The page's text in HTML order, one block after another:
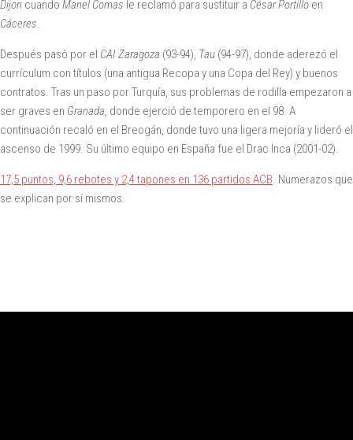
Dijon cuando Manel Comas le reclamó para sustituir a César Portillo en
Cáceres.
Después pasó por el CAI Zaragoza (93-94), Tau (94-97), donde aderezó el
currículum con títulos (una antigua Recopa y una Copa del Rey) y buenos
contratos. Tras un paso por Turquía, sus problemas de rodilla empezaron a
ser graves en Granada, donde ejerció de temporero en el 98. A
continuación recaló en el Breogán, donde tuvo una ligera mejoría y lideró el
ascenso de 1999. Su último equipo en España fue el Drac Inca (2001-02).
17,5 puntos, 9,6 rebotes y 2,4 tapones en 136 partidos ACB. Numerazos que
se explican por sí mismos.